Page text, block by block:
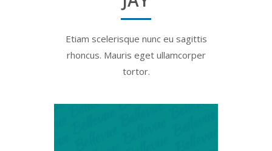
Etiam scelerisque nunc eu sagittis
rhoncus. Mauris eget ullamcorper
tortor.